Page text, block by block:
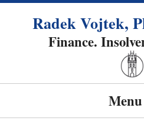
Radek Vojtek,
Finance.
Menu